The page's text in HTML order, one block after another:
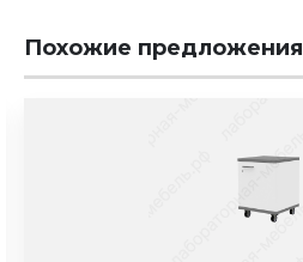
Похожие предложения